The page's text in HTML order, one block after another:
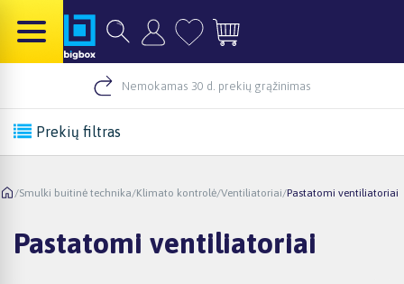
Nemokamas 30 d. prekių grąžinimas
Prekių filtras
/Smulki buitinė technika/Klimato kontrolė/Ventiliatoriai/Pastatomi ventiliatoriai
Pastatomi ventiliatoriai